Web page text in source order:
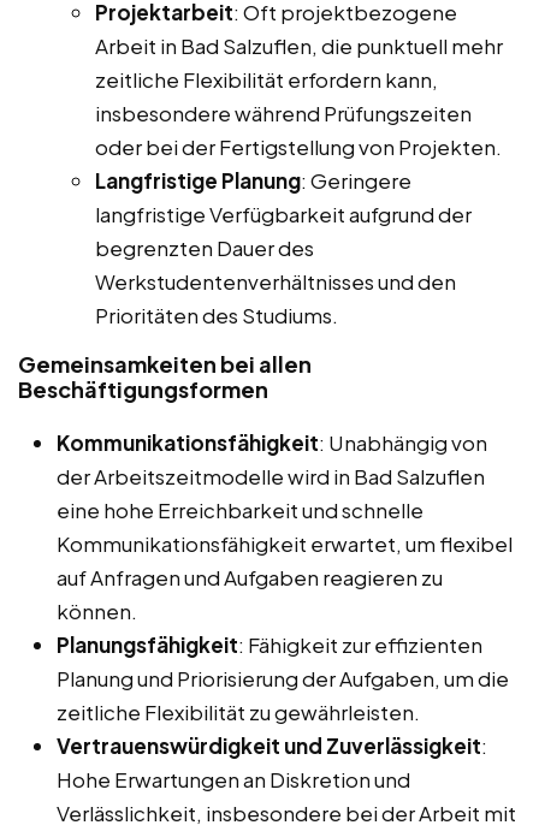
Projektarbeit: Oft projektbezogene
Arbeit in Bad Salzuflen, die punktuell mehr
zeitliche Flexibilität erfordern kann,
insbesondere während Prüfungszeiten
oder bei der Fertigstellung von Projekten.
Langfristige Planung: Geringere
langfristige Verfügbarkeit aufgrund der
begrenzten Dauer des
Werkstudentenverhältnisses und den
Prioritäten des Studiums.
Gemeinsamkeiten bei allen
Beschäftigungsformen
Kommunikationsfähigkeit: Unabhängig von
der Arbeitszeitmodelle wird in Bad Salzuflen
eine hohe Erreichbarkeit und schnelle
Kommunikationsfähigkeit erwartet, um flexibel
auf Anfragen und Aufgaben reagieren zu
können.
Planungsfähigkeit: Fähigkeit zur effizienten
Planung und Priorisierung der Aufgaben, um die
zeitliche Flexibilität zu gewährleisten.
Vertrauenswürdigkeit und Zuverlässigkeit:
Hohe Erwartungen an Diskretion und
Verlässlichkeit, insbesondere bei der Arbeit mit